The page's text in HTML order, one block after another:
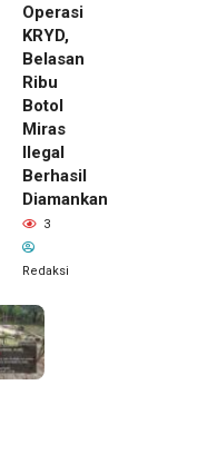
Operasi
KRYD,
Belasan
Ribu
Botol
Miras
Ilegal
Berhasil
Diamankan
3
Redaksi